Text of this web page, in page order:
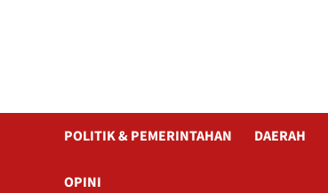
POLITIK & PEMERINTAHAN DAERAH
OPINI